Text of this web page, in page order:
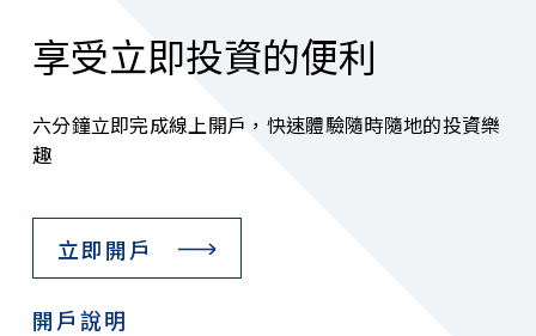
享受立即投資的便利
六分鐘立即完成線上開戶，快速體驗隨時隨地的投資樂
趣
立即開戶
開戶說明